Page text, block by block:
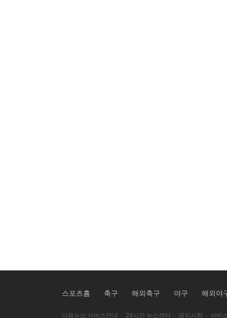
스포츠홈 축구 해외축구 야구 해외야
다음뉴스 서비스안내 · 24시간 뉴스센터 · 공지사항 · 서비